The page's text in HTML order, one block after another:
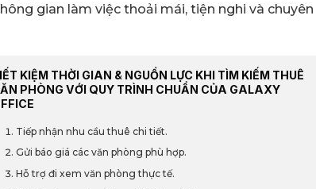
gian làm việc thoải mái, tiện nghi và chuyên
KIỆM THỜI GIAN & NGUỒN LỰC KHI TÌM KIẾM THUÊ
PHÒNG VỚI QUY TRÌNH CHUẨN CỦA GALAXY
Tiếp nhận nhu cầu thuê chi tiết.
Gửi báo giá các văn phòng phù hợp.
Hỗ trợ đi xem văn phòng thực tế.